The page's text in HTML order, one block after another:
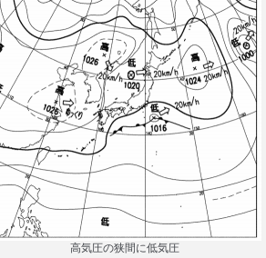
高気圧の狭間に低気圧